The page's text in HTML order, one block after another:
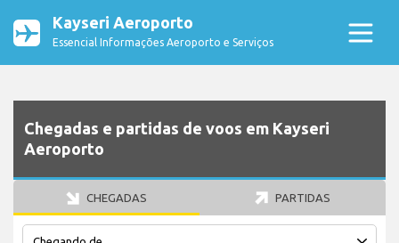
Kayseri Aeroporto
Essencial Informações Aeroporto e Serviços
Chegadas e partidas de voos em Kayseri
Aeroporto
CHEGADAS PARTIDAS